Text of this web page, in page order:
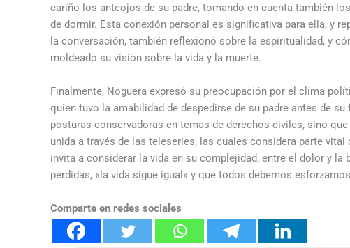
cariño los anteojos de su padre, tomando en cuenta también
de dormir. Esta conexión personal es significativa para ella, y
la conversación, también reflexionó sobre la espiritualidad, y
moldeado su visión sobre la vida y la muerte.
Finalmente, Noguera expresó su preocupación por el clima
quien tuvo la amabilidad de despedirse de su padre antes de
posturas conservadoras en temas de derechos civiles, sino
unida a través de las teleseries, las cuales considera parte
invita a considerar la vida en su complejidad, entre el dolor y la
pérdidas, «la vida sigue igual» y que todos debemos
Comparte en redes sociales